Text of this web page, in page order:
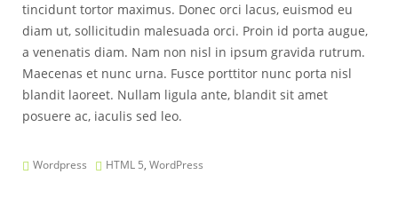
tincidunt tortor maximus. Donec orci lacus, euismod eu
diam ut, sollicitudin malesuada orci. Proin id porta augue,
a venenatis diam. Nam non nisl in ipsum gravida rutrum.
Maecenas et nunc urna. Fusce porttitor nunc porta nisl
blandit laoreet. Nullam ligula ante, blandit sit amet
posuere ac, iaculis sed leo.
Wordpress HTML 5, WordPress